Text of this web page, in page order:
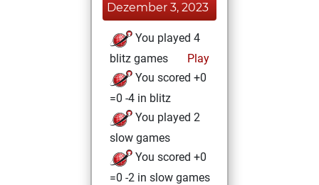
Dezember 3, 2023
You played 4
blitz games
Play
You scored +0
=0 -4 in blitz
You played 2
slow games
You scored +0
=0 -2 in slow games